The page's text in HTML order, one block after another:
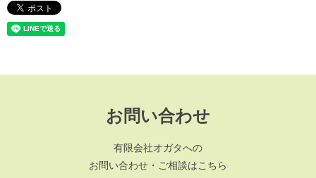
お問い合わせ
有限会社オガタへの
お問い合わせ・ご相談はこちら